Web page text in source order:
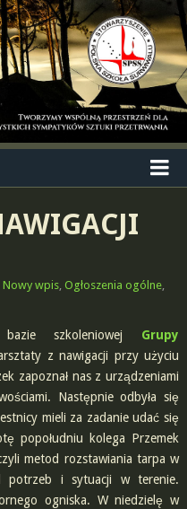
Nowy wpis, Ogłoszenia ogólne,
szkoleniowej Grupy
z nawigacji przy użyciu
zapoznał nas z urządzeniami
Następnie odbyła się
mieli za zadanie udać się
popołudniu kolega Przemek
metod rozstawiania tarpa w
potrzeb i sytuacji w terenie.
ogniska. W niedzielę w